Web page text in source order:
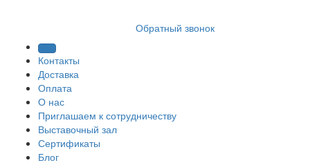
Обратный звонок
Контакты
Доставка
Оплата
О нас
Приглашаем к сотрудничеству
Выставочный зал
Сертификаты
Блог